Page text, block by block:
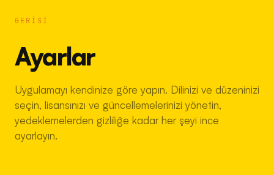
GERISI
Ayarlar
Uygulamayı kendinize göre yapın. Dilinizi ve düzeninizi
seçin, lisansınızı ve güncellemelerinizi yönetin,
yedeklemelerden gizliliğe kadar her şeyi ince
ayarlayın.